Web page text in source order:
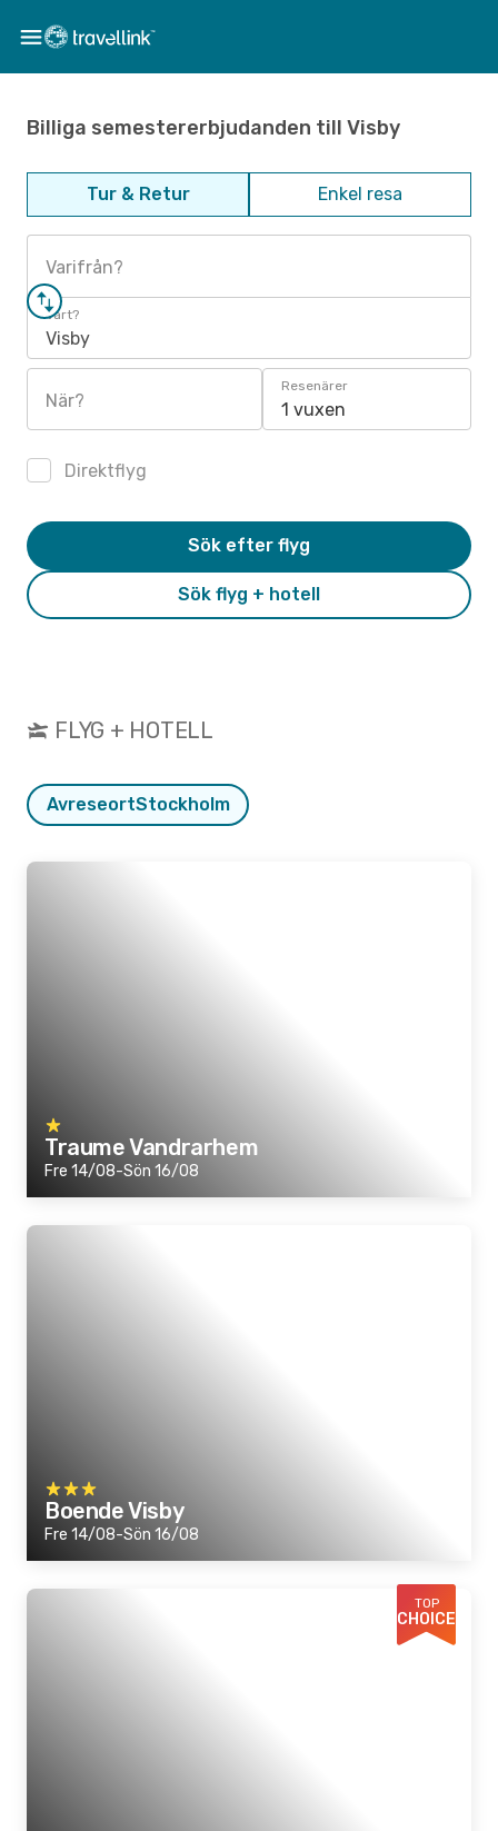
Billiga semestererbjudanden till Visby
Tur & Retur Enkel resa
Varifrån?
Vart?
Visby
När?
Resenärer
1 vuxen
Direktflyg
Sök flyg + hotell
Sök efter flyg
FLYG + HOTELL
AvreseortStockholm
Traume Vandrarhem
Fre 14/08-Sön 16/08
Boende Visby
Fre 14/08-Sön 16/08
TOP
CHOICE